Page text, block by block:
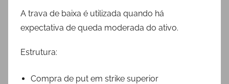
A trava de baixa é utilizada quando há
expectativa de queda moderada do ativo.
Estrutura:
Compra de put em strike superior